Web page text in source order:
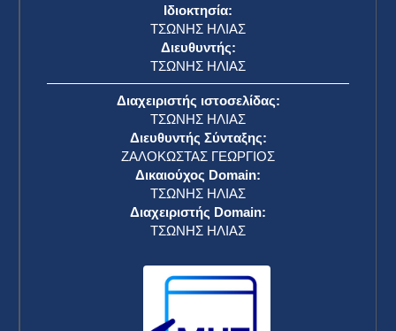
Ιδιοκτησία:
ΤΣΩΝΗΣ ΗΛΙΑΣ
Διευθυντής:
ΤΣΩΝΗΣ ΗΛΙΑΣ
Διαχειριστής ιστοσελίδας:
ΤΣΩΝΗΣ ΗΛΙΑΣ
Διευθυντής Σύνταξης:
ΖΑΛΟΚΩΣΤΑΣ ΓΕΩΡΓΙΟΣ
Δικαιούχος Domain:
ΤΣΩΝΗΣ ΗΛΙΑΣ
Διαχειριστής Domain:
ΤΣΩΝΗΣ ΗΛΙΑΣ